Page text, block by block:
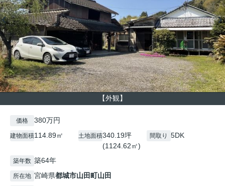
【外観】
価格 380万円
建物面積114.89㎡ 土地面積340.19坪
(1124.62㎡)
間取り 5DK
築年数 築64年
所在地 宮崎県都城市山田町山田